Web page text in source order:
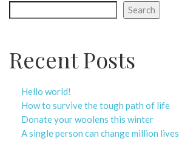
Search
Recent Posts
Hello world!
How to survive the tough path of life
Donate your woolens this winter
A single person can change million lives